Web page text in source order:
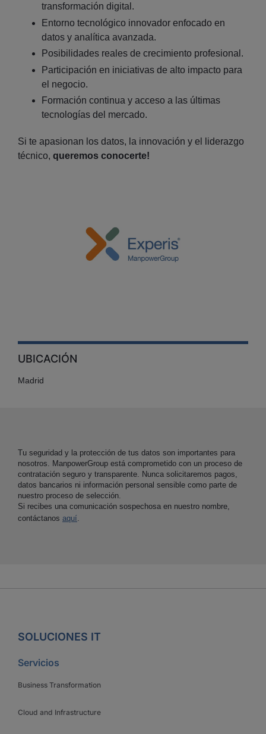
transformación digital.
Entorno tecnológico innovador enfocado en
datos y analítica avanzada.
Posibilidades reales de crecimiento profesional.
Participación en iniciativas de alto impacto para
el negocio.
Formación continua y acceso a las últimas
tecnologías del mercado.
Si te apasionan los datos, la innovación y el liderazgo
técnico, queremos conocerte!
UBICACIÓN
Madrid
Tu seguridad y la protección de tus datos son importantes para
nosotros. ManpowerGroup está comprometido con un proceso de
contratación seguro y transparente. Nunca solicitaremos pagos,
datos bancarios ni información personal sensible como parte de
nuestro proceso de selección.
Si recibes una comunicación sospechosa en nuestro nombre,
contáctanos aquí
SOLUCIONES IT
Servicios
Business Transformation
Cloud and Infrastructure